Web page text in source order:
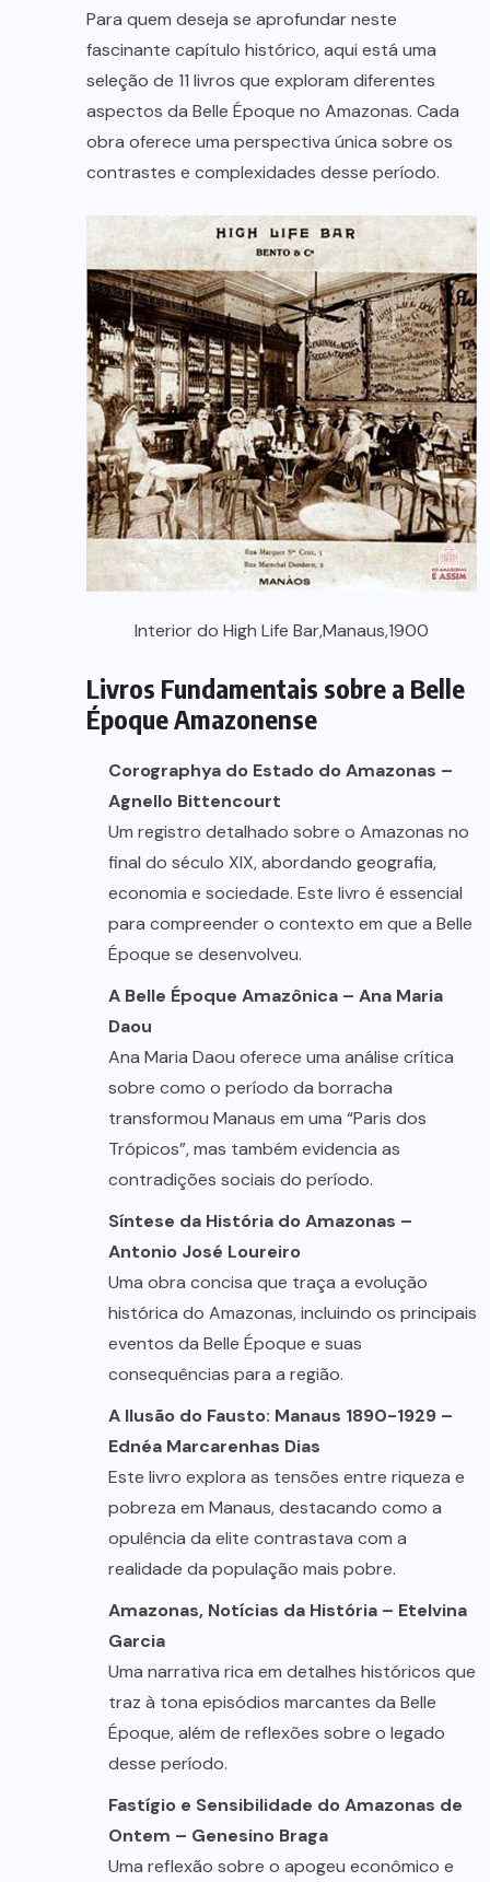
Para quem deseja se aprofundar neste
fascinante capítulo histórico, aqui está uma
seleção de 11 livros que exploram diferentes
aspectos da Belle Époque no Amazonas. Cada
obra oferece uma perspectiva única sobre os
contrastes e complexidades desse período.
Interior do High Life Bar,Manaus,1900
Livros Fundamentais sobre a Belle
Époque Amazonense
Corographya do Estado do Amazonas –
Agnello Bittencourt
Um registro detalhado sobre o Amazonas no
final do século XIX, abordando geografia,
economia e sociedade. Este livro é essencial
para compreender o contexto em que a Belle
Époque se desenvolveu.
A Belle Époque Amazônica – Ana Maria
Daou
Ana Maria Daou oferece uma análise crítica
sobre como o período da borracha
transformou Manaus em uma “Paris dos
Trópicos”, mas também evidencia as
contradições sociais do período.
Síntese da História do Amazonas –
Antonio José Loureiro
Uma obra concisa que traça a evolução
histórica do Amazonas, incluindo os principais
eventos da Belle Époque e suas
consequências para a região.
A Ilusão do Fausto: Manaus 1890-1929 –
Ednéa Marcarenhas Dias
Este livro explora as tensões entre riqueza e
pobreza em Manaus, destacando como a
opulência da elite contrastava com a
realidade da população mais pobre.
Amazonas, Notícias da História – Etelvina
Garcia
Uma narrativa rica em detalhes históricos que
traz à tona episódios marcantes da Belle
Époque, além de reflexões sobre o legado
desse período.
Fastígio e Sensibilidade do Amazonas de
Ontem – Genesino Braga
Uma reflexão sobre o apogeu econômico e